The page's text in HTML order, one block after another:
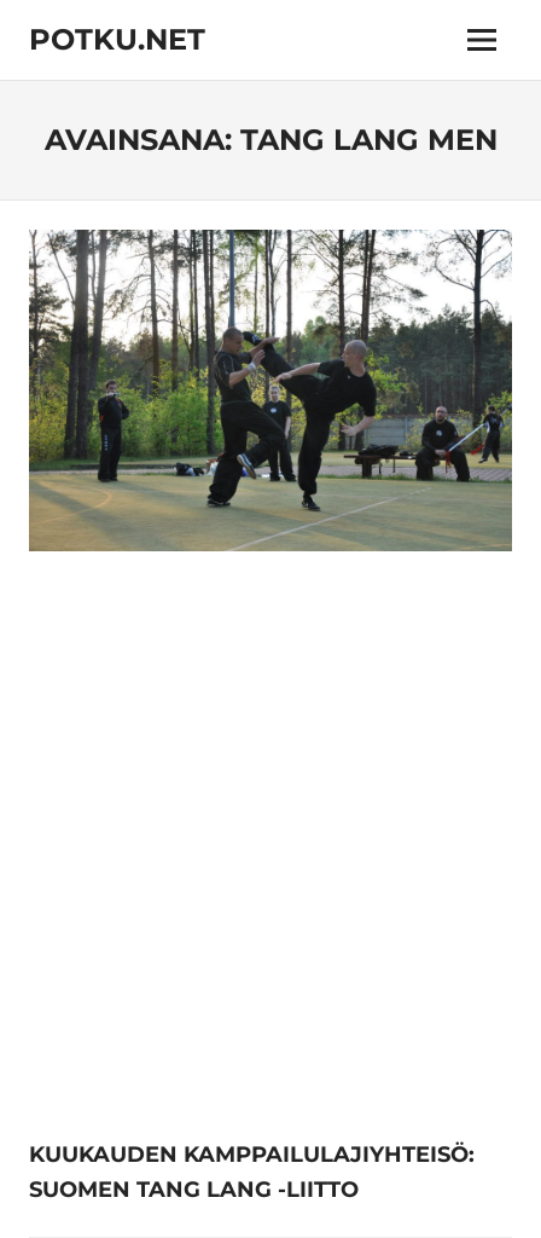
content
POTKU.NET
kamppailulajien
Menu
AVAINSANA: TANG LANG MEN
KUUKAUDEN KAMPPAILULAJIYHTEISÖ:
SUOMEN TANG LANG -LIITTO